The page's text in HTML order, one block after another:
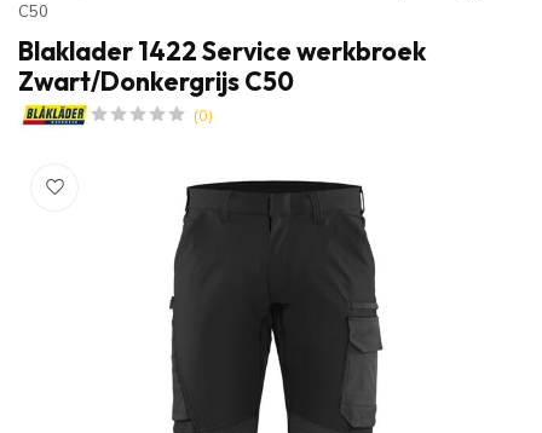
C50
Blaklader 1422 Service werkbroek
Zwart/Donkergrijs C50
(0)